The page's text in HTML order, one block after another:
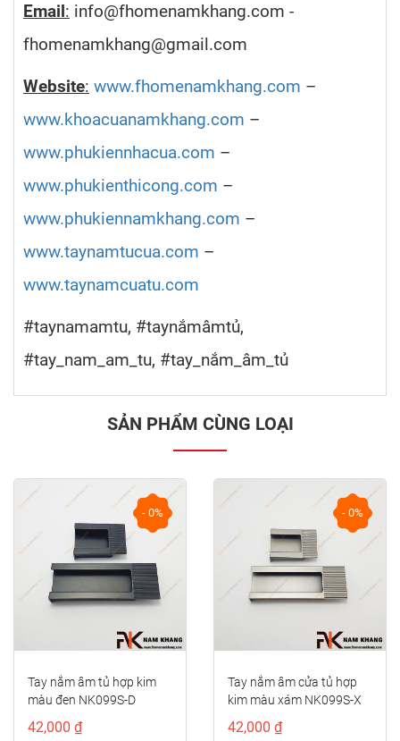
Email: info@fhomenamkhang.com -
fhomenamkhang@gmail.com
Website: www.fhomenamkhang.com –
www.khoacuanamkhang.com –
www.phukiennhacua.com –
www.phukienthicong.com –
www.phukiennamkhang.com –
www.taynamtucua.com –
www.taynamcuatu.com
#taynamamtu, #taynắmâmtủ,
#tay_nam_am_tu, #tay_nắm_âm_tủ
SẢN PHẨM CÙNG LOẠI
- 0%
Tay nắm âm tủ hợp kim
màu đen NK099S-D
42,000 ₫
- 0%
Tay nắm âm cửa tủ hợp
kim màu xám NK099S-X
42,000 ₫